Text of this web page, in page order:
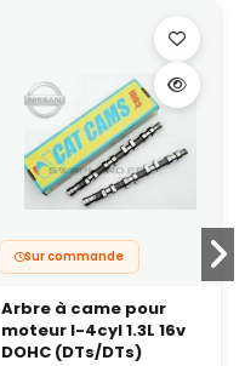
Sur commande
Arbre à came pour
moteur I-4cyl 1.3L 16v
DOHC (DTs/DTs)